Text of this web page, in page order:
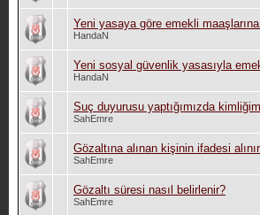
Yeni yasaya göre emekli
HandaN
Yeni sosyal güvenlik yasasıyla
HandaN
Suç duyurusu yaptığımızda
SahEmre
Gözaltına alınan kişinin ifadesi
SahEmre
Gözaltı süresi nasıl belirlenir?
SahEmre